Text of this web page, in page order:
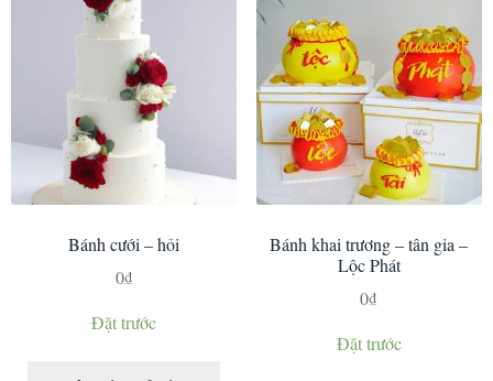
Bánh cưới – hỏi
0₫
Đặt trước
Bánh khai trương – tân gia –
Lộc Phát
0₫
Đặt trước